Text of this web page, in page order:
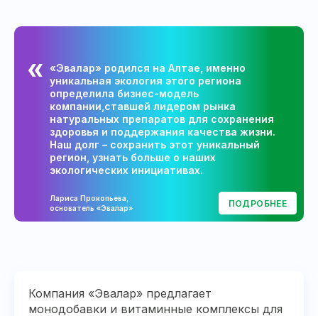
«Эвалар» родился на Алтае, именно
уникальная экология этого региона
определила бизнес-модель
компании,ставшей лидером рынка
натуральных препаратов для сохранения
здоровья и поддержания качества жизни.
Наш долг – сохранить этот уникальный
регион, узнать больше о наших
экологических инициативах.
Лариса Прокопьева,
основатель «Эвалар»
ПОДРОБНЕЕ
Компания «Эвалар» предлагает
монодобавки и витаминные комплексы для